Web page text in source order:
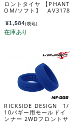
ロントタイヤ 【PHANT
OM/ソフト】 AV3178
¥1,584(税込)
RICKSIDE DESIGN 1/
10バギー用モールドイ
ンナー 2WDフロントサ